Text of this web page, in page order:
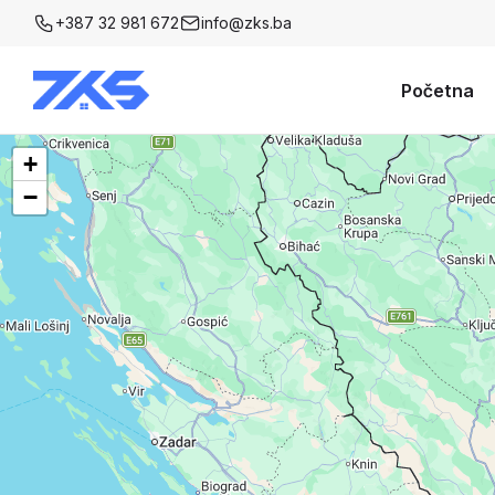
+387 32 981 672 info@zks.ba
Početna
+
−